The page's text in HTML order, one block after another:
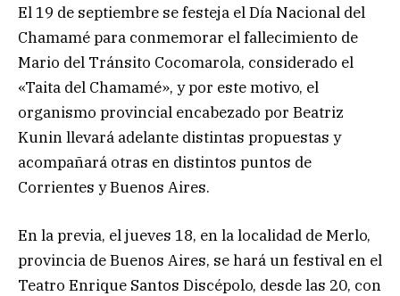
El 19 de septiembre se festeja el Día Nacional del
Chamamé para conmemorar el fallecimiento de
Mario del Tránsito Cocomarola, considerado el
«Taita del Chamamé», y por este motivo, el
organismo provincial encabezado por Beatriz
Kunin llevará adelante distintas propuestas y
acompañará otras en distintos puntos de
Corrientes y Buenos Aires.
En la previa, el jueves 18, en la localidad de Merlo,
provincia de Buenos Aires, se hará un festival en el
Teatro Enrique Santos Discépolo, desde las 20, con